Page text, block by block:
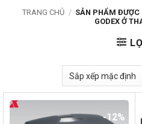
TRANG CHỦ / SẢN PHẨM ĐƯỢC
GODEX Ở
-12%